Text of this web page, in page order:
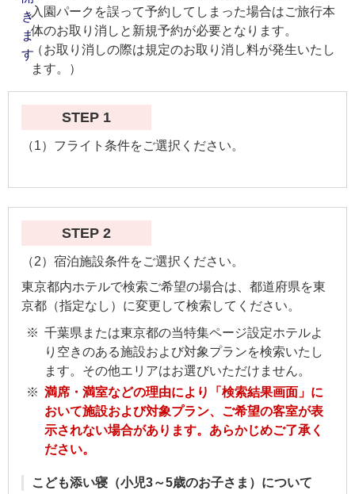
入園パークを誤って予約してしまった場合はご旅行本
体のお取り消しと新規予約が必要となります。
（お取り消しの際は規定のお取り消し料が発生いたし
ます。）
STEP 1
（1）フライト条件をご選択ください。
STEP 2
（2）宿泊施設条件をご選択ください。
東京都内ホテルで検索ご希望の場合は、都道府県を東
京都（指定なし）に変更して検索してください。
千葉県または東京都の当特集ページ設定ホテルよ
り空きのある施設および対象プランを検索いたし
ます。その他エリアはお選びいただけません。
満席・満室などの理由により「検索結果画面」に
おいて施設および対象プラン、ご希望の客室が表
示されない場合があります。あらかじめご了承く
ださい。
こども添い寝（小児3～5歳のお子さま）について